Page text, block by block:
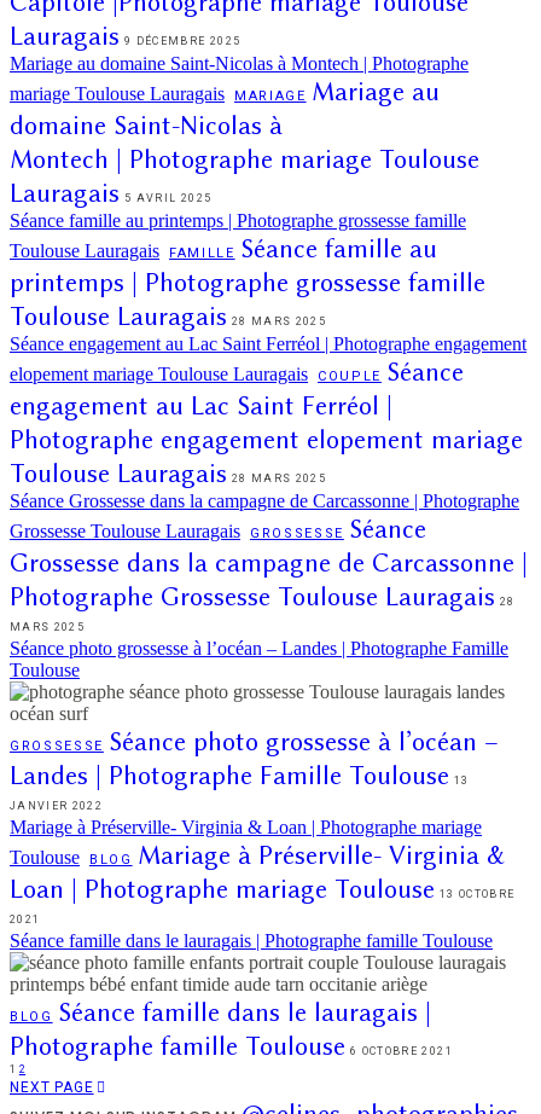
Lauragais 9 DÉCEMBRE 2025
Mariage au domaine Saint-Nicolas à Montech | Photographe
mariage Toulouse Lauragais
MARIAGE Mariage au
domaine Saint-Nicolas à
Montech | Photographe mariage Toulouse
Lauragais 5 AVRIL 2025
Séance famille au printemps | Photographe grossesse famille
Toulouse Lauragais
FAMILLE Séance famille au
printemps | Photographe grossesse famille
Toulouse Lauragais 28 MARS 2025
Séance engagement au Lac Saint Ferréol | Photographe engagement
elopement mariage Toulouse Lauragais
COUPLE Séance
engagement au Lac Saint Ferréol |
Photographe engagement elopement mariage
Toulouse Lauragais 28 MARS 2025
Séance Grossesse dans la campagne de Carcassonne | Photographe
Grossesse Toulouse Lauragais
GROSSESSE Séance
Grossesse dans la campagne de Carcassonne |
Photographe Grossesse Toulouse Lauragais 28
MARS 2025
Séance photo grossesse à l’océan – Landes | Photographe Famille
Toulouse
GROSSESSE Séance photo grossesse à l’océan –
Landes | Photographe Famille Toulouse 13
JANVIER 2022
Mariage à Préserville- Virginia & Loan | Photographe mariage
Toulouse
BLOG
Mariage à Préserville- Virginia &
Loan | Photographe mariage Toulouse 13 OCTOBRE
2021
Séance famille dans le lauragais | Photographe famille Toulouse
BLOG
Séance famille dans le lauragais |
Photographe famille Toulouse 6 OCTOBRE 2021
1 2
NEXT PAGE